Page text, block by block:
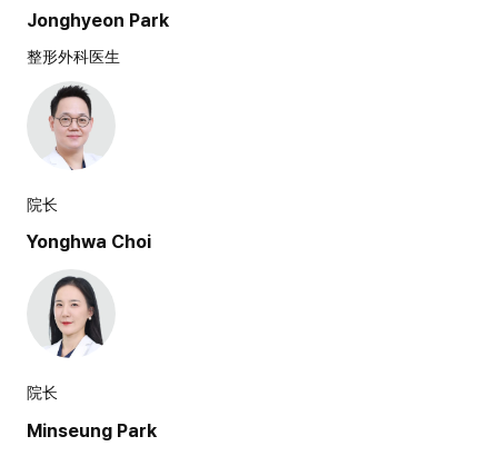
Jonghyeon Park
整形外科医生
院长
Yonghwa Choi
院长
Minseung Park